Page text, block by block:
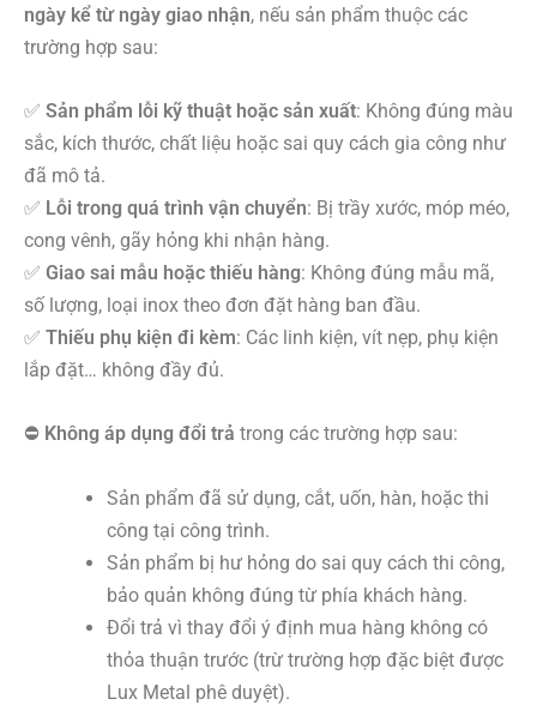
ngày kể từ ngày giao nhận, nếu sản phẩm thuộc các
trường hợp sau:
✅ Sản phẩm lỗi kỹ thuật hoặc sản xuất: Không đúng màu
sắc, kích thước, chất liệu hoặc sai quy cách gia công như
đã mô tả.
✅ Lỗi trong quá trình vận chuyển: Bị trầy xước, móp méo,
cong vênh, gãy hỏng khi nhận hàng.
✅ Giao sai mẫu hoặc thiếu hàng: Không đúng mẫu mã,
số lượng, loại inox theo đơn đặt hàng ban đầu.
✅ Thiếu phụ kiện đi kèm: Các linh kiện, vít nẹp, phụ kiện
lắp đặt… không đầy đủ.
⛔ Không áp dụng đổi trả trong các trường hợp sau:
Sản phẩm đã sử dụng, cắt, uốn, hàn, hoặc thi
công tại công trình.
Sản phẩm bị hư hỏng do sai quy cách thi công,
bảo quản không đúng từ phía khách hàng.
Đổi trả vì thay đổi ý định mua hàng không có
thỏa thuận trước (trừ trường hợp đặc biệt được
Lux Metal phê duyệt).